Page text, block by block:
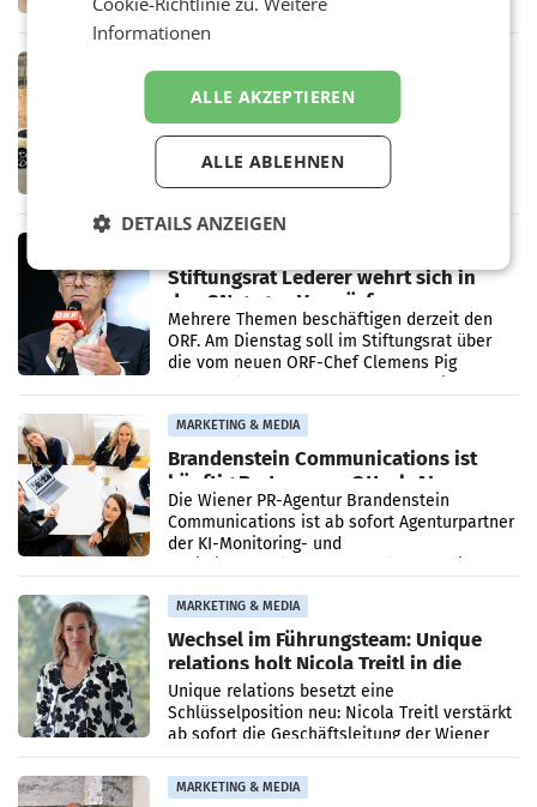
Bundeswettbewerbsbehörde und der
Rekordergebnis im Juli: Leapmotor
verdoppelt Auslieferungen und
überschreitet die 100.000er-Marke
– Im Juli 2026 erreichte Leapmotor einen
wichtigen Meilenstein und lieferte weltweit
101.267 Fahrzeuge aus, womit sich das
Ergebnis gegenüber Juli 2025 mehr als
verdoppelte (+102
Stiftungsrat Lederer wehrt sich in
den SN gegen Vorwürfe
Mehrere Themen beschäftigen derzeit den
ORF. Am Dienstag soll im Stiftungsrat über
die vom neuen ORF-Chef Clemens Pig
MARKETING & MEDIA
Brandenstein Communications ist
künftig Partner von OtterlyAI
Die Wiener PR-Agentur Brandenstein
Communications ist ab sofort Agenturpartner
der KI-Monitoring- und
MARKETING & MEDIA
Wechsel im Führungsteam: Unique
relations holt Nicola Treitl in die
Geschäftsleitung
Unique relations besetzt eine
Schlüsselposition neu: Nicola Treitl verstärkt
ab sofort die Geschäftsleitung der Wiener
PR-Agentur an der Seite von Josef Kalina und
Anna Kalina-Mahr.
MARKETING & MEDIA
Informationen
ALLE AKZEPTIEREN
ALLE ABLEHNEN
DETAILS ANZEIGEN